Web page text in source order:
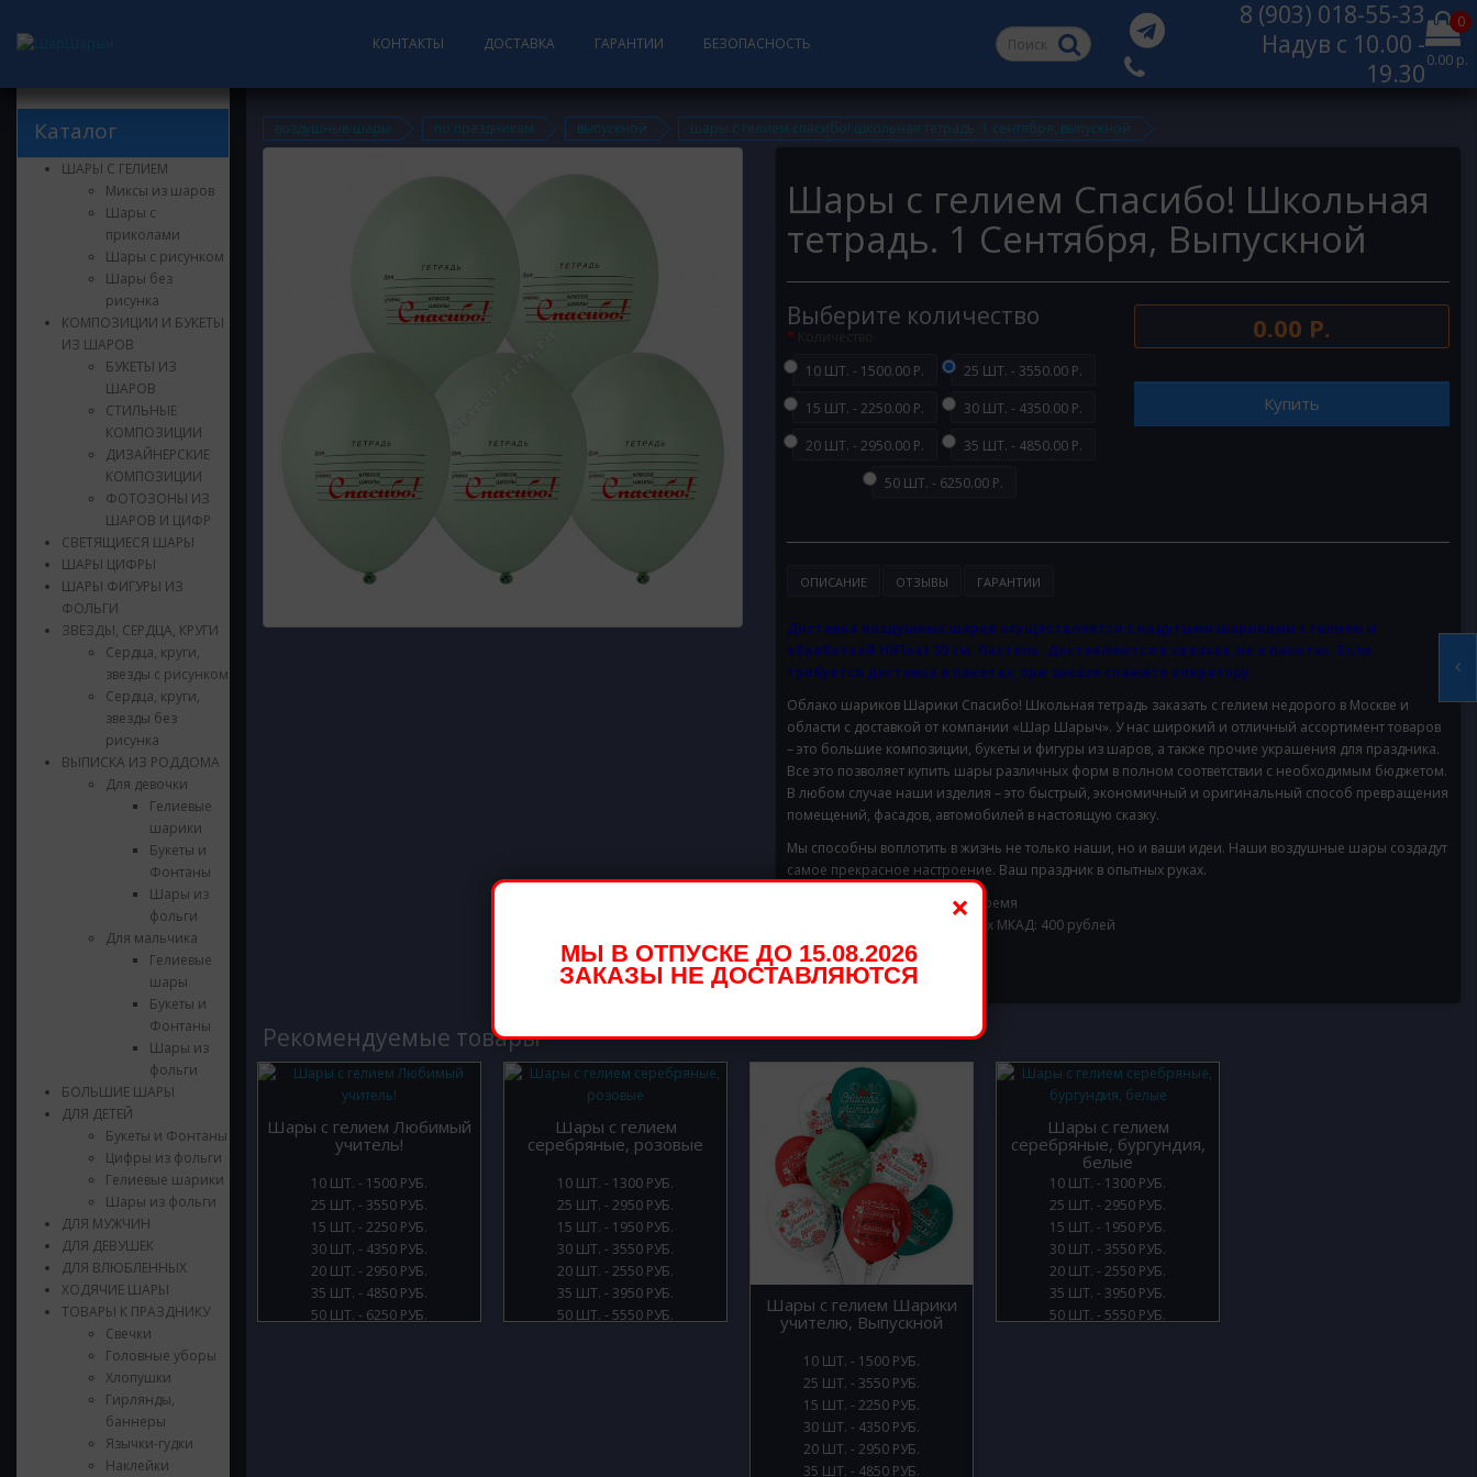
КОНТАКТЫ ДОСТАВКА ГАРАНТИИ БЕЗОПАСНОСТЬ
8 (903) 018-55-33
Надув с 10.00 -
19.30
0
0.00 р.
Каталог
ШАРЫ С ГЕЛИЕМ
Миксы из шаров
Шары с
приколами
Шары с рисунком
Шары без
рисунка
КОМПОЗИЦИИ И БУКЕТЫ
ИЗ ШАРОВ
БУКЕТЫ ИЗ
ШАРОВ
СТИЛЬНЫЕ
КОМПОЗИЦИИ
ДИЗАЙНЕРСКИЕ
КОМПОЗИЦИИ
ФОТОЗОНЫ ИЗ
ШАРОВ И ЦИФР
СВЕТЯЩИЕСЯ ШАРЫ
ШАРЫ ЦИФРЫ
ШАРЫ ФИГУРЫ ИЗ
ФОЛЬГИ
ЗВЕЗДЫ, СЕРДЦА, КРУГИ
Сердца, круги,
звезды с рисунком
Сердца, круги,
звезды без
рисунка
ВЫПИСКА ИЗ РОДДОМА
Для девочки
Гелиевые
шарики
Букеты и
Фонтаны
Шары из
фольги
Для мальчика
Гелиевые
шары
Букеты и
Фонтаны
Шары из
фольги
БОЛЬШИЕ ШАРЫ
ДЛЯ ДЕТЕЙ
Букеты и Фонтаны
Цифры из фольги
Гелиевые шарики
Шары из фольги
ДЛЯ МУЖЧИН
ДЛЯ ДЕВУШЕК
ДЛЯ ВЛЮБЛЕННЫХ
ХОДЯЧИЕ ШАРЫ
ТОВАРЫ К ПРАЗДНИКУ
Свечки
Головные уборы
Хлопушки
Гирлянды,
баннеры
Язычки-гудки
Наклейки
воздушные шары по праздникам выпускной шары с гелием спасибо! школьная тетрадь. 1 сентября, выпускной
Шары с гелием Спасибо! Школьная
тетрадь. 1 Сентября, Выпускной
Выберите количество
10 ШТ. - 1500.00 Р.
15 ШТ. - 2250.00 Р.
20 ШТ. - 2950.00 Р.
25 ШТ. - 3550.00 Р.
30 ШТ. - 4350.00 Р.
35 ШТ. - 4850.00 Р.
50 ШТ. - 6250.00 Р.
0.00 Р.
Купить
ОПИСАНИЕ ОТЗЫВЫ ГАРАНТИИ
Доставка воздушных шаров осуществляется с надутыми шариками с гелием и
обработкой HiFloat 30 см. Пастель. Доставляются в связках, не в пакетах. Если
требуется доставка в пакетах, при заказе скажите оператору.
Облако шариков Шарики Спасибо! Школьная тетрадь заказать с гелием недорого в Москве и
области с доставкой от компании «Шар Шарыч». У нас широкий и отличный ассортимент товаров
– это большие композиции, букеты и фигуры из шаров, а также прочие украшения для праздника.
Все это позволяет купить шары различных форм в полном соответствии с необходимым бюджетом.
В любом случае наши изделия – это быстрый, экономичный и оригинальный способ превращения
помещений, фасадов, автомобилей в настоящую сказку.
Мы способны воплотить в жизнь не только наши, но и ваши идеи. Наши воздушные шары создадут
самое прекрасное настроение. Ваш праздник в опытных руках.
Доставим в удобное для Вас время
Стоимость доставки в пределах МКАД: 400 рублей
Рекомендуемые товары
Шары с гелием Любимый
учитель!
10 ШТ. - 1500 РУБ.
15 ШТ. - 2250 РУБ.
20 ШТ. - 2950 РУБ.
25 ШТ. - 3550 РУБ.
30 ШТ. - 4350 РУБ.
35 ШТ. - 4850 РУБ.
50 ШТ. - 6250 РУБ.
Шары с гелием
серебряные, розовые
10 ШТ. - 1300 РУБ.
15 ШТ. - 1950 РУБ.
20 ШТ. - 2550 РУБ.
25 ШТ. - 2950 РУБ.
30 ШТ. - 3550 РУБ.
35 ШТ. - 3950 РУБ.
50 ШТ. - 5550 РУБ.
Шары с гелием Шарики
учителю, Выпускной
10 ШТ. - 1500 РУБ.
15 ШТ. - 2250 РУБ.
20 ШТ. - 2950 РУБ.
25 ШТ. - 3550 РУБ.
30 ШТ. - 4350 РУБ.
35 ШТ. - 4850 РУБ.
Шары с гелием
серебряные, бургундия,
белые
10 ШТ. - 1300 РУБ.
15 ШТ. - 1950 РУБ.
20 ШТ. - 2550 РУБ.
25 ШТ. - 2950 РУБ.
30 ШТ. - 3550 РУБ.
35 ШТ. - 3950 РУБ.
50 ШТ. - 5550 РУБ.
×
МЫ В ОТПУСКЕ ДО 15.08.2026
ЗАКАЗЫ НЕ ДОСТАВЛЯЮТСЯ